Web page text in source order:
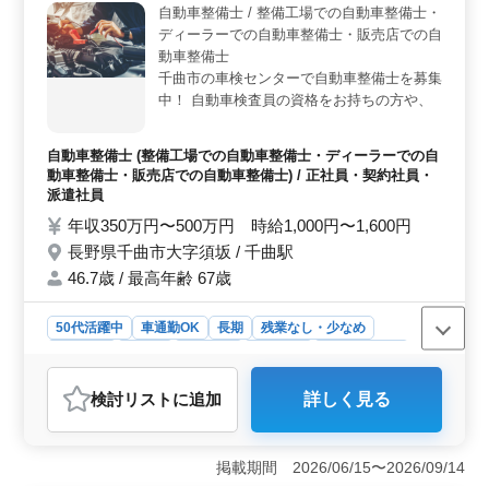
ライフバランスを大切にできる環境が整っていま
す。 ＜中高年の方も歓迎＞ 自動車整備10年以上の
経験があり、50歳以上の中高年の方も積極的に歓迎され
ています。整備業務やお客様への対応など、幅広い業務
に携わりながら、経験とスキルを発揮してください。車
自動車整備士 / 整備工場での自動車整備士・
ディーラーでの自動車整備士・販売店での自
動車整備士
千曲市の車検センターで自動車整備士を募集
中！ 自動車検査員の資格をお持ちの方や、
般 ・故障診断、修理、検査業務 ・点検、修
理 等 〜特徴〜 ◎50代以上も活躍中 ◎マイ
まで培ってきた経験をぜひ活かして下さい★
ご応募お待ちしております！
自動車整備士 (整備工場での自動車整備士・ディーラーでの自
動車整備士・販売店での自動車整備士) / 正社員・契約社員・
派遣社員
年収350万円〜500万円 時給1,000円〜1,600円
長野県千曲市大字須坂 / 千曲駅
46.7歳 / 最高年齢 67歳
50代活躍中 車通勤OK 長期
残業なし・少なめ
おすすめポイント
＜シニア採用実績＞ 長年の経験者を積極的に採用し、
50代以上も活躍中です。安定した環境で豊富な経験を生
輩社員のサポート体制も整っており、安心して業務に取
検討リスト に追加 詳しく見る
掲載期間 2026/06/15〜2026/09/14